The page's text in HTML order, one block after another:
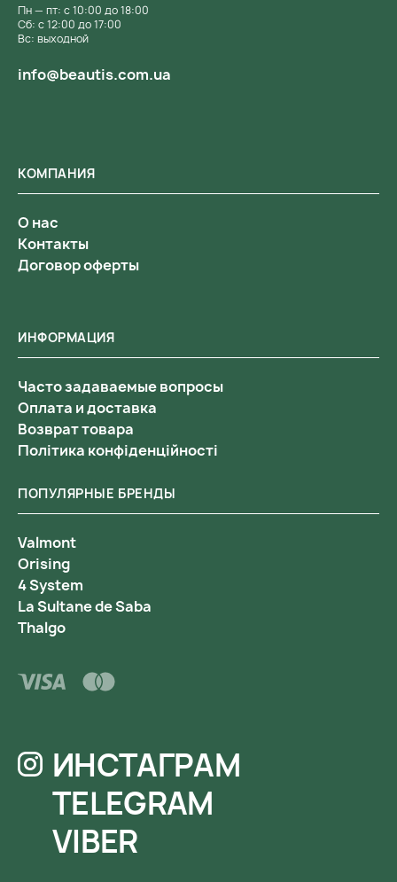
ИНФОРМАЦИЯ
Часто задаваемые вопросы
Оплата и доставка
Возврат товара
Політика конфіденційності
КОМПАНИЯ
О нас
Контакты
Договор оферты
ПОПУЛЯРНЫЕ БРЕНДЫ
Valmont
Orising
4 System
La Sultane de Saba
Thalgo
Пн — пт: с 10:00 до 18:00
Сб: с 12:00 до 17:00
Вс: выходной
info@beautis.com.ua
ИНСТАГРАМ
TELEGRAM
VIBER